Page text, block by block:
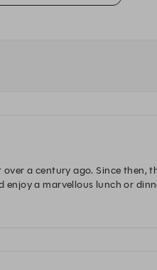
over a century ago. Since
enjoy a marvellous lunch or